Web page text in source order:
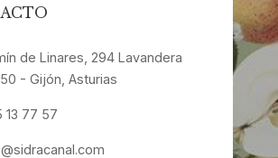
de Linares, 294 Lavandera
- Gijón, Asturias
13 77 57